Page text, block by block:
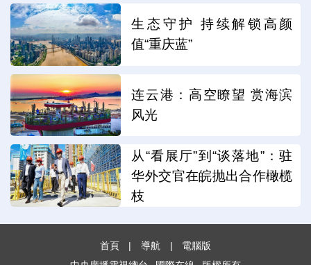
生态守护 持续解锁高颜
值“重庆蓝”
连云港：高空瞭望 赏海滨
风光
从“看展厅”到“谈落地”：驻
华外交官在皖抛出合作橄榄
枝
首頁 | 導航 |
電腦版